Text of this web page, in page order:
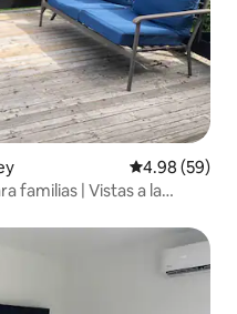
Calificación
4.98 (59)
familias | Vistas a la
huéspedes